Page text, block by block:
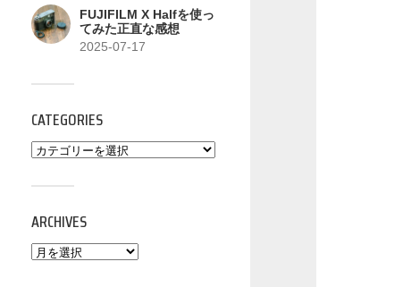
FUJIFILM X Halfを使っ
てみた正直な感想
2025-07-17
CATEGORIES
ARCHIVES